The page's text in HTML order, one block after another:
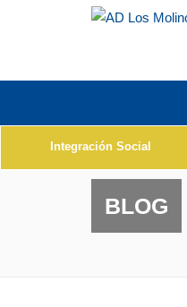
Integración Social
BLOG